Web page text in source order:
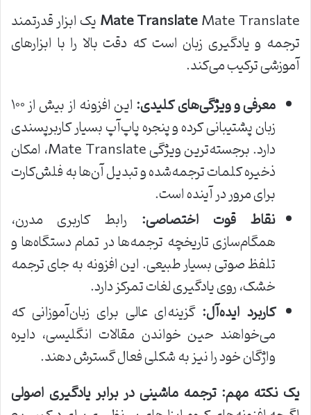
Mate TranslateMate Translate یک ابزار قدرتمند
ترجمه و یادگیری زبان است که دقت بالا را با ابزارهای
آموزشی ترکیب می‌کند.
معرفی و ویژگی‌های کلیدی:
این افزونه از بیش از ۱۰۰
زبان پشتیبانی کرده و پنجره پاپ‌آپ بسیار کاربرپسندی
دارد. برجسته‌ترین ویژگی Mate Translate، امکان
ذخیره کلمات ترجمه‌شده و تبدیل آن‌ها به فلش‌کارت
برای مرور در آینده است.
نقاط قوت اختصاصی: رابط کاربری مدرن،
همگام‌سازی تاریخچه ترجمه‌ها در تمام دستگاه‌ها و
تلفظ صوتی بسیار طبیعی. این افزونه به جای ترجمه
خشک، روی یادگیری لغات تمرکز دارد.
کاربرد ایده‌آل: گزینه‌ای عالی برای زبان‌آموزانی که
می‌خواهند حین خواندن مقالات انگلیسی، دایره
واژگان خود را نیز به شکلی فعال گسترش دهند.
یک نکته مهم: ترجمه ماشینی در برابر یادگیری اصولی